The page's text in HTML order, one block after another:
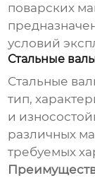
поварских
условий
Стальные
Стальные
тип,
и
различных
требуемых